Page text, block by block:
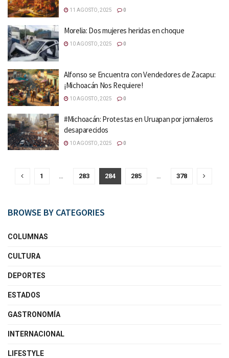
11 AGOSTO, 2025 0
Morelia: Dos mujeres heridas en choque
10 AGOSTO, 2025 0
Alfonso se Encuentra con Vendedores de Zacapu:
¡Michoacán Nos Requiere!
10 AGOSTO, 2025 0
#Michoacán: Protestas en Uruapan por jornaleros
desaparecidos
10 AGOSTO, 2025 0
1 … 283 284 285 … 378
BROWSE BY CATEGORIES
COLUMNAS
CULTURA
DEPORTES
ESTADOS
GASTRONOMÍA
INTERNACIONAL
LIFESTYLE